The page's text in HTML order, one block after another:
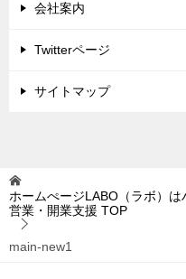
会社案内
Twitterページ
サイトマップ
ホームぺージLABO（ラボ）
営業・開業支援 TOP
main-new1